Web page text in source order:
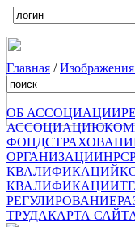
Главная /
ОБ АССОЦИАЦИИ
АССОЦИАЦИЮ
ФОНД
ОРГАНИЗАЦИИНРС
КВАЛИФИКАЦИЙ
КВАЛИФИКАЦИИ
РЕГУЛИРОВАНИЕ
ТРУДАКАРТА